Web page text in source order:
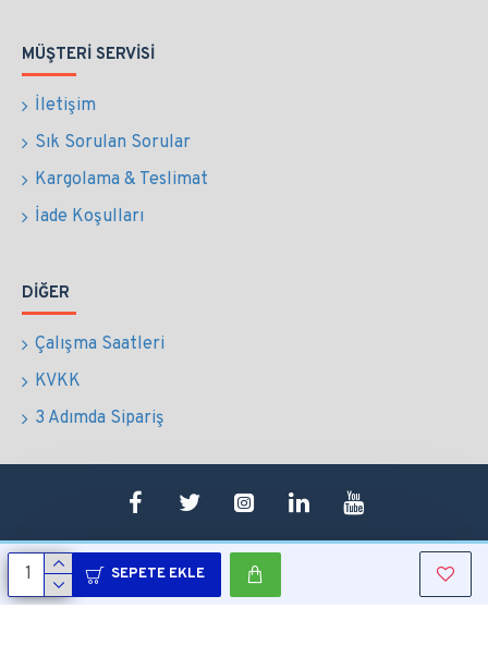
SEPETE EKLE
MÜŞTERI SERVISI
İletişim
Sık Sorulan Sorular
Kargolama & Teslimat
İade Koşulları
DIĞER
Çalışma Saatleri
KVKK
3 Adımda Sipariş
Sepetim 0507 724 65 90 Whatsapp Konum